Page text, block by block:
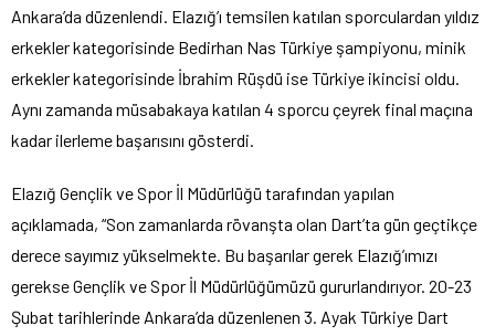
Ankara’da düzenlendi. Elazığ’ı temsilen katılan sporculardan yıldız
erkekler kategorisinde Bedirhan Nas Türkiye şampiyonu, minik
erkekler kategorisinde İbrahim Rüşdü ise Türkiye ikincisi oldu.
Aynı zamanda müsabakaya katılan 4 sporcu çeyrek final maçına
kadar ilerleme başarısını gösterdi.
Elazığ Gençlik ve Spor İl Müdürlüğü tarafından yapılan
açıklamada, “Son zamanlarda rövanşta olan Dart’ta gün geçtikçe
derece sayımız yükselmekte. Bu başarılar gerek Elazığ’ımızı
gerekse Gençlik ve Spor İl Müdürlüğümüzü gururlandırıyor. 20-23
Şubat tarihlerinde Ankara’da düzenlenen 3. Ayak Türkiye Dart